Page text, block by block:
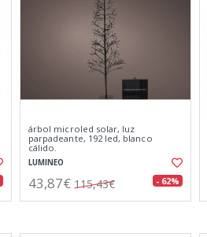
árbol microled solar, luz
parpadeante, 192 led, blanco
cálido.
LUMINEO
43,87€ 115,43€ - 62%